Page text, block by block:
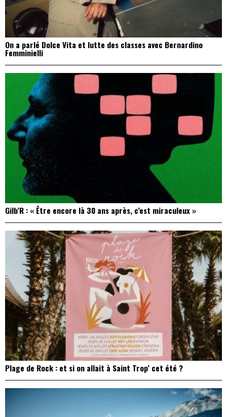
On a parlé Dolce Vita et lutte des classes avec Bernardino
Femminielli
Gilb’R : « Être encore là 30 ans après, c’est miraculeux »
Plage de Rock : et si on allait à Saint Trop’ cet été ?